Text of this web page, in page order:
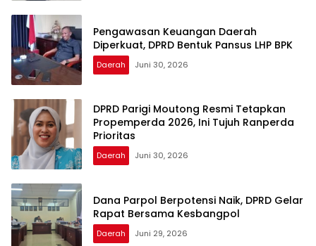
Pengawasan Keuangan Daerah
Diperkuat, DPRD Bentuk Pansus LHP BPK
Daerah Juni 30, 2026
DPRD Parigi Moutong Resmi Tetapkan
Propemperda 2026, Ini Tujuh Ranperda
Prioritas
Daerah Juni 30, 2026
Dana Parpol Berpotensi Naik, DPRD Gelar
Rapat Bersama Kesbangpol
Daerah Juni 29, 2026